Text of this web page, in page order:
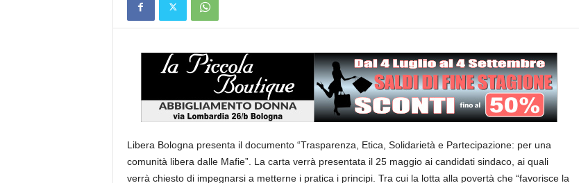
Libera Bologna presenta il documento “Trasparenza, Etica, Solidarietà e Partecipazione: per una
comunità libera dalle Mafie”. La carta verrà presentata il 25 maggio ai candidati sindaco, ai quali
verrà chiesto di impegnarsi a metterne i pratica i principi. Tra cui la lotta alla povertà che “favorisce la